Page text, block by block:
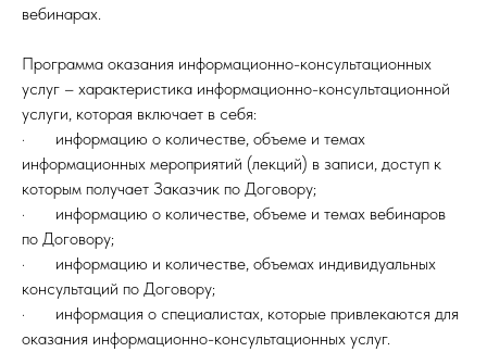
вебинарах.
Программа оказания информационно-консультационных
услуг – характеристика информационно-консультационной
услуги, которая включает в себя:
· информацию о количестве, объеме и темах
информационных мероприятий (лекций) в записи, доступ к
которым получает Заказчик по Договору;
· информацию о количестве, объеме и темах вебинаров
по Договору;
· информацию и количестве, объемах индивидуальных
консультаций по Договору;
· информация о специалистах, которые привлекаются для
оказания информационно-консультационных услуг.